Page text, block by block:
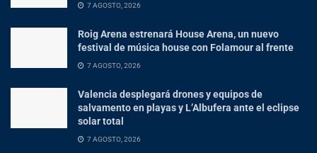
7 AGOSTO, 2026
Roig Arena estrenará House Arena, un nuevo
festival de música house con Folamour al frente
7 AGOSTO, 2026
Valencia desplegará drones y equipos de
salvamento en playas y L’Albufera ante el eclipse
solar total
7 AGOSTO, 2026